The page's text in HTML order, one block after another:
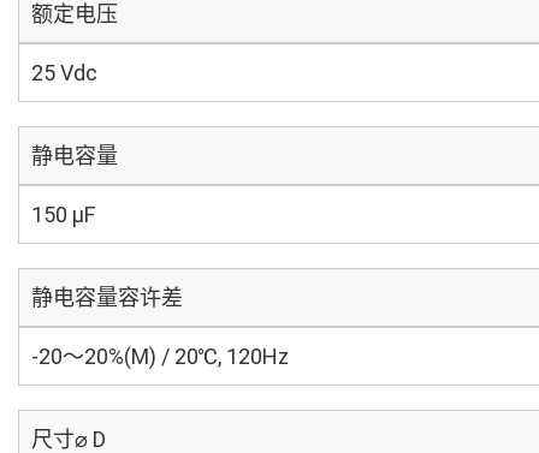
额定电压
25 Vdc
静电容量
150 µF
静电容量容许差
-20～20%(M) / 20℃, 120Hz
尺寸⌀ D